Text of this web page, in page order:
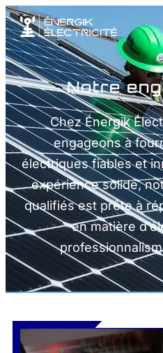
Notre
Chez Énergik
engageons à
électriques fiables et
expérience solide,
qualifiés est prête à
en matière